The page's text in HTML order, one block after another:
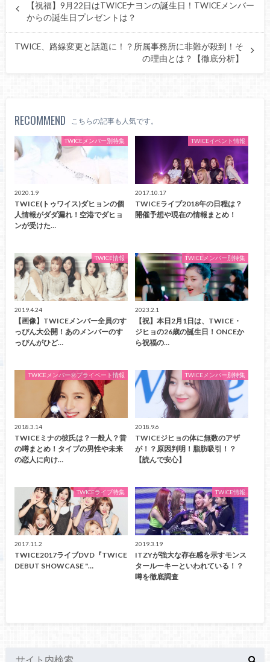
【祝福】9月22日はTWICEナヨンの誕生日！TWICEメンバー
からの誕生日プレゼントは？
TWICE、路線変更と話題に！？所属事務所に非難が殺到！そ
の理由とは？【徹底分析】
RECOMMEND こちらの記事も人気です。
TWICEメンバー別特集
2020.1.9
TWICE(トゥワイス)ダヒョンの個
人情報がダダ漏れ！空港でダヒョ
ンが受けた…
TWICEイベント情報
2017.10.17
TWICEライブ2018年の日程は？
開催予想や現在の情報まとめ！
TWICE情報
2019.4.24
【画像】TWICEメンバー全員のす
っぴん大公開！あのメンバーのす
っぴんがひど…
TWICEメンバー別特集
2023.2.1
【祝】本日2月1日は、TWICE・
ジヒョの26歳の誕生日！ONCEか
ら祝福の…
TWICEメンバー㊙プライベート情報
2018.3.14
TWICEミナの彼氏は？一般人？昔
の噂まとめ！タイプの男性や未来
の恋人に向け…
TWICEメンバー別特集
2018.9.6
TWICEジヒョの体に無数のアザ
が！？原因判明！脂肪吸引！？
【読んで安心】
TWICEライブ特集
2017.11.2
TWICE2017ライブDVD『TWICE
DEBUT SHOWCASE "…
TWICE情報
2019.3.19
ITZYが強大な存在感を示すモンス
タールーキーといわれている！？
噂を徹底調査